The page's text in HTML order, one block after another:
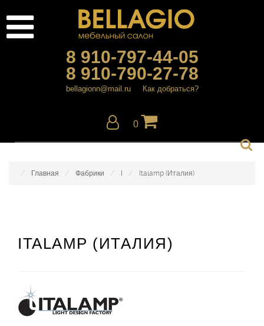
8 910-797-44-05
8 910-790-27-78
bellagionn@mail.ru Как добраться?
0
Главная Фабрики I Italamp (Италия)
ITALAMP (ИТАЛИЯ)